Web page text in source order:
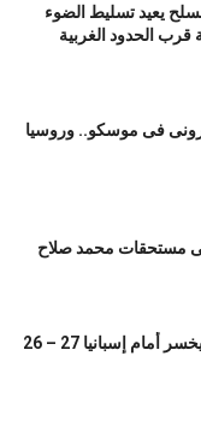
يعيد تسليط الضوء
قرب الحدود الغربية
فى موسكو.. وروسيا
مستحقات محمد صلاح
منتخب ناشئات مصر لكرة اليد يخسر أمام إسبانيا 27 – 26